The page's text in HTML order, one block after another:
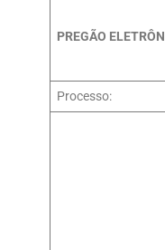
PREGÃO
Processo: